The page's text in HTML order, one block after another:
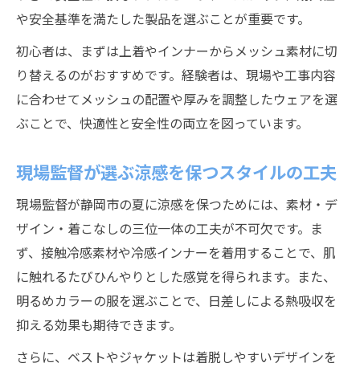
や安全基準を満たした製品を選ぶことが重要です。
初心者は、まずは上着やインナーからメッシュ素材に切
り替えるのがおすすめです。経験者は、現場や工事内容
に合わせてメッシュの配置や厚みを調整したウェアを選
ぶことで、快適性と安全性の両立を図っています。
現場監督が選ぶ涼感を保つスタイルの工夫
現場監督が静岡市の夏に涼感を保つためには、素材・デ
ザイン・着こなしの三位一体の工夫が不可欠です。ま
ず、接触冷感素材や冷感インナーを着用することで、肌
に触れるたびひんやりとした感覚を得られます。また、
明るめカラーの服を選ぶことで、日差しによる熱吸収を
抑える効果も期待できます。
さらに、ベストやジャケットは着脱しやすいデザインを